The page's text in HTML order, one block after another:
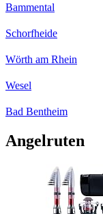
Bammental
Schorfheide
Wörth am Rhein
Wesel
Bad Bentheim
Angelruten